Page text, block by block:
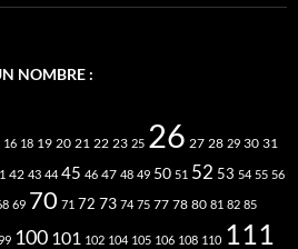
NOMBRE :
16 18 19 20 21 22 23 25 26 27 28 29 30 31
42 43 44 45 46 47 48 49 50 51 52 53 54 55 56
69 70 71 72 73 74 75 77 78 80 81 82 85
100 101 102 104 105 106 108 110 111